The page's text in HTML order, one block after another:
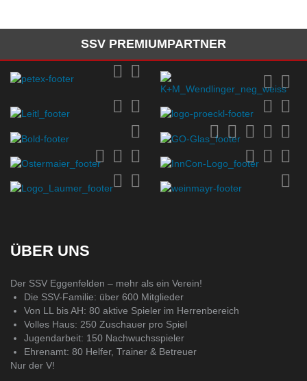
SSV PREMIUMPARTNER
ÜBER UNS
Der SSV Eggenfelden – mehr als ein Verein!
Die SSV-Familie: über 600 Mitglieder
Von LL bis AH: 80 aktive Spieler im Herrenbereich
Volles Haus: 250 Zuschauer pro Spiel
Jugendarbeit: 150 Nachwuchsspieler
Ehrenamt: 80 Helfer, Trainer & Betreuer
Nur der V!